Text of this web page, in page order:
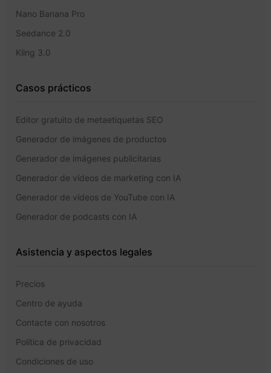
Nano Banana Pro
Seedance 2.0
Kling 3.0
Casos prácticos
Editor gratuito de metaetiquetas SEO
Generador de imágenes de productos
Generador de imágenes publicitarias
Generador de vídeos de marketing con IA
Generador de vídeos de YouTube con IA
Generador de podcasts con IA
Asistencia y aspectos legales
Precios
Centro de ayuda
Contacte con nosotros
Política de privacidad
Condiciones de uso